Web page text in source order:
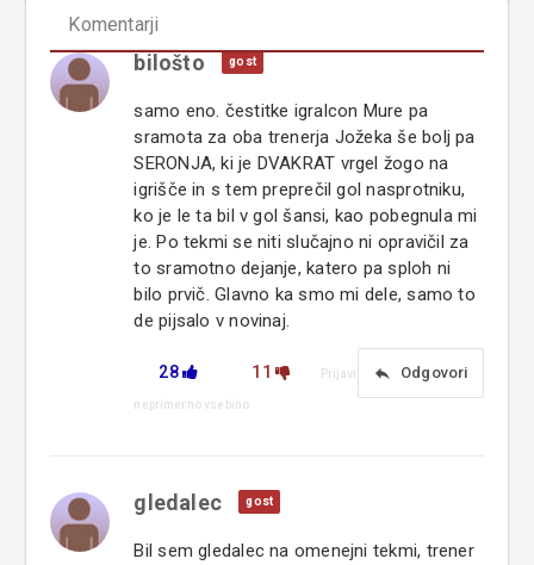
Komentarji
bilošto gost
samo eno. čestitke igralcon Mure pa
sramota za oba trenerja Jožeka še bolj pa
SERONJA, ki je DVAKRAT vrgel žogo na
igrišče in s tem preprečil gol nasprotniku,
ko je le ta bil v gol šansi, kao pobegnula mi
je. Po tekmi se niti slučajno ni opravičil za
to sramotno dejanje, katero pa sploh ni
bilo prvič. Glavno ka smo mi dele, samo to
de pijsalo v novinaj.
28 11 reply Odgovori
Prijavi
neprimerno vsebino
gledalec gost
Bil sem gledalec na omenejni tekmi, trener